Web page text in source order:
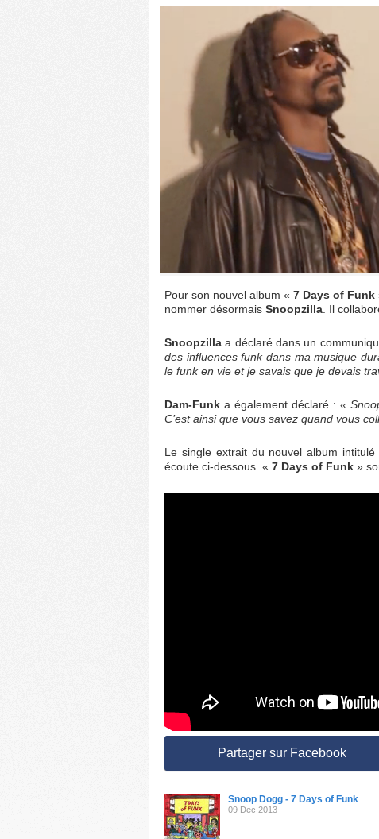
Pour son nouvel album « 7 Days of Funk
nommer désormais Snoopzilla . Il
Snoopzilla a déclaré dans un
des influences funk dans ma musique
le funk en vie et je savais que je devais
Dam-Funk a également déclaré :«
C’est ainsi que vous savez quand vous
Le single extrait du nouvel album intitulé
écoute ci-dessous. « 7 Days of Funk »
Partager sur Facebook
Snoop Dogg - 7 Days of Funk
09 Dec 2013